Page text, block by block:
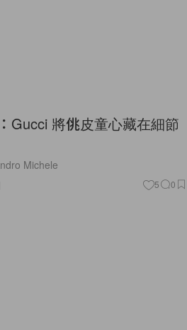
Gucci 將佻皮童心藏在細節
Michele
5 0